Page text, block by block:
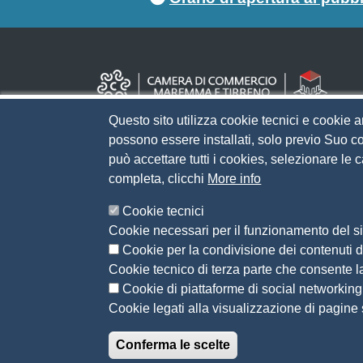
Questo sito utilizza cookie tecnici e cookie
possono essere installati, solo previo Suo
può accettare tutti i cookies, selezionare le
completa, clicchi More info
Cookie tecnici
Cookie necessari per il funzionamento del
Cookie per la condivisione dei contenuti
Cookie tecnico di terza parte che consente
Cookie di piattaforme di social networking
Cookie legati alla visualizzazione di pagine
Conferma le scelte